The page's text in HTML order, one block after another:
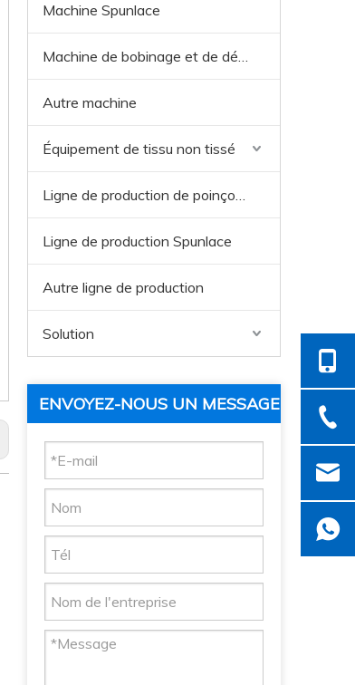
Machine Spunlace
Machine de bobinage et de découpe
Autre machine
Équipement de tissu non tissé
Ligne de production de poinçonnage à l'aiguille
Ligne de production Spunlace
Autre ligne de production
Solution
ENVOYEZ-NOUS UN MESSAGE